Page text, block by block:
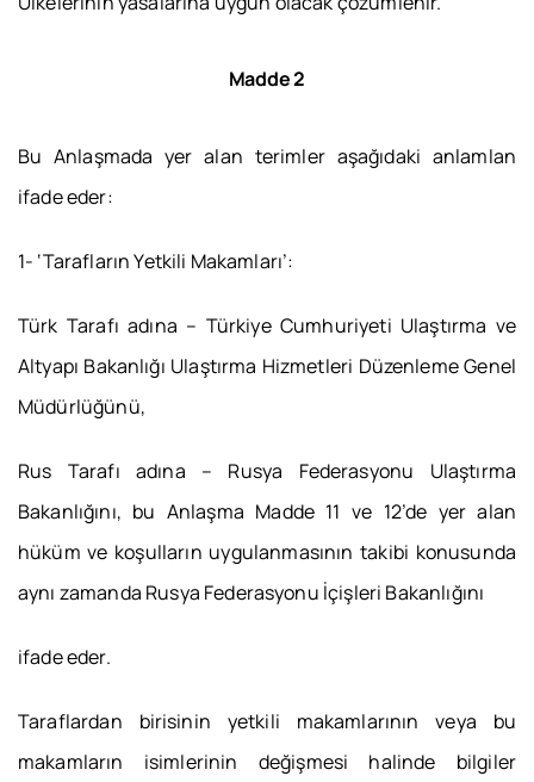
Madde 2
Bu Anlaşmada yer alan terimler aşağıdaki anlamlan
ifade eder:
1- ‘Tarafların Yetkili Makamları’:
Türk Tarafı adına – Türkiye Cumhuriyeti Ulaştırma ve
Altyapı Bakanlığı Ulaştırma Hizmetleri Düzenleme Genel
Müdürlüğünü,
Rus Tarafı adına – Rusya Federasyonu Ulaştırma
Bakanlığını, bu Anlaşma Madde 11 ve 12’de yer alan
hüküm ve koşulların uygulanmasının takibi konusunda
aynı zamanda Rusya Federasyonu İçişleri Bakanlığını
ifade eder.
Taraflardan birisinin yetkili makamlarının veya bu
makamların isimlerinin değişmesi halinde bilgiler